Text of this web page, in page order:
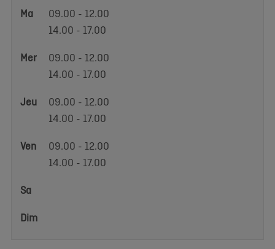
Ma
09.00 - 12.00
14.00 - 17.00
Mer
09.00 - 12.00
14.00 - 17.00
Jeu
09.00 - 12.00
14.00 - 17.00
Ven
09.00 - 12.00
14.00 - 17.00
Sa
Dim